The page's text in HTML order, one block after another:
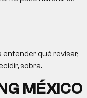
entender qué revisar,
sobra.
MÉXICO